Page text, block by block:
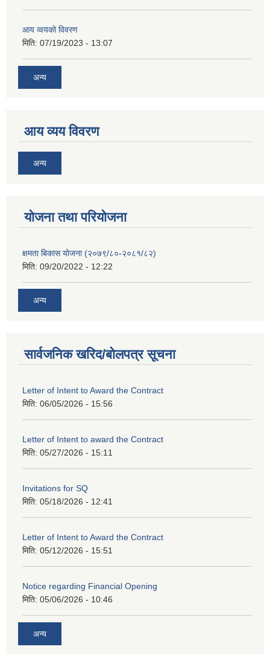
आय व्वयको विवरण
मिति: 07/19/2023 - 13:07
अन्य
आय व्यय विवरण
अन्य
याेजना तथा परियाेजना
क्षमता बिकास योजना (२०७९/८०-२०८१/८२)
मिति: 09/20/2022 - 12:22
अन्य
सार्वजनिक खरिद/बोलपत्र सूचना
Letter of Intent to Award the Contract
मिति: 06/05/2026 - 15:56
Letter of Intent to award the Contract
मिति: 05/27/2026 - 15:11
Invitations for SQ
मिति: 05/18/2026 - 12:41
Letter of Intent to Award the Contract
मिति: 05/12/2026 - 15:51
Notice regarding Financial Opening
मिति: 05/06/2026 - 10:46
अन्य